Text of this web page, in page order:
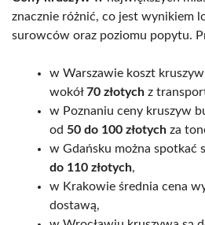
znacznie różnić, co jest wynikiem
surowców oraz poziomu popytu.
w Warszawie koszt
wokół70 złotych z
w Poznaniu ceny kruszyw
od 50 do 100 złotych za
w Gdańsku można spotkać
do 110 złotych,
w Krakowie średnia cena
dostawą,